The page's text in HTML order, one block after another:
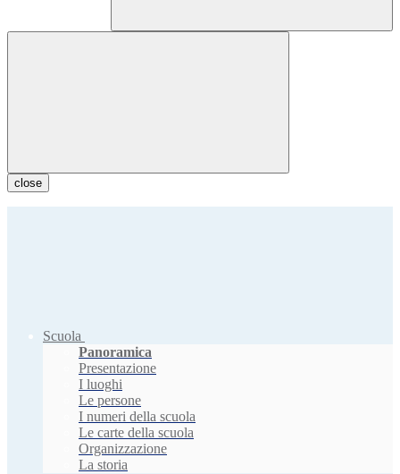
close
Scuola
Panoramica
Presentazione
I luoghi
Le persone
I numeri della scuola
Le carte della scuola
Organizzazione
La storia